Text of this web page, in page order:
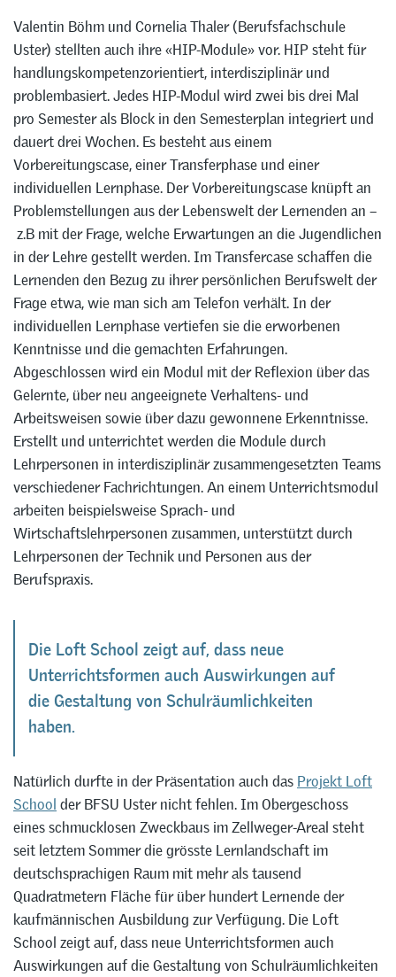
Valentin Böhm und Cornelia Thaler (Berufsfachschule
Uster) stellten auch ihre «HIP-Module» vor. HIP steht für
handlungskompetenzorientiert, interdisziplinär und
problembasiert. Jedes HIP-Modul wird zwei bis drei Mal
pro Semester als Block in den Semesterplan integriert und
dauert drei Wochen. Es besteht aus einem
Vorbereitungscase, einer Transferphase und einer
individuellen Lernphase. Der Vorbereitungscase knüpft an
Problemstellungen aus der Lebenswelt der Lernenden an –
z.B mit der Frage, welche Erwartungen an die Jugendlichen
in der Lehre gestellt werden. Im Transfercase schaffen die
Lernenden den Bezug zu ihrer persönlichen Berufswelt der
Frage etwa, wie man sich am Telefon verhält. In der
individuellen Lernphase vertiefen sie die erworbenen
Kenntnisse und die gemachten Erfahrungen.
Abgeschlossen wird ein Modul mit der Reflexion über das
Gelernte, über neu angeeignete Verhaltens- und
Arbeitsweisen sowie über dazu gewonnene Erkenntnisse.
Erstellt und unterrichtet werden die Module durch
Lehrpersonen in interdisziplinär zusammengesetzten Teams
verschiedener Fachrichtungen. An einem Unterrichtsmodul
arbeiten beispielsweise Sprach- und
Wirtschaftslehrpersonen zusammen, unterstützt durch
Lehrpersonen der Technik und Personen aus der
Berufspraxis.
Die Loft School zeigt auf, dass neue
Unterrichtsformen auch Auswirkungen auf
die Gestaltung von Schulräumlichkeiten
haben.
Natürlich durfte in der Präsentation auch das Projekt Loft
School der BFSU Uster nicht fehlen. Im Obergeschoss
eines schmucklosen Zweckbaus im Zellweger-Areal steht
seit letztem Sommer die grösste Lernlandschaft im
deutschsprachigen Raum mit mehr als tausend
Quadratmetern Fläche für über hundert Lernende der
kaufmännischen Ausbildung zur Verfügung. Die Loft
School zeigt auf, dass neue Unterrichtsformen auch
Auswirkungen auf die Gestaltung von Schulräumlichkeiten